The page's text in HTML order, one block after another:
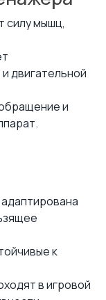
силу мышц,
двигательной
и
к
в игровой